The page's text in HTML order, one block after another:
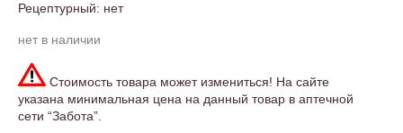
Рецептурный: нет
нет в наличии
Стоимость товара может измениться! На сайте
указана минимальная цена на данный товар в аптечной
сети “Забота”.